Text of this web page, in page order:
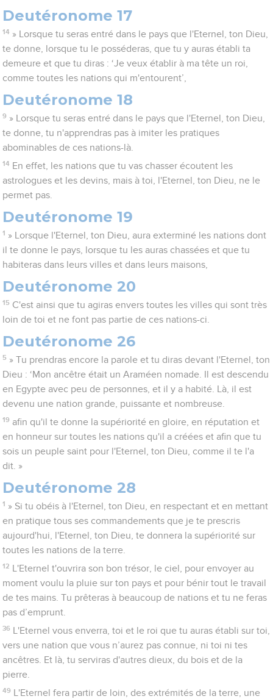
Deutéronome 17
14 » Lorsque tu seras entré dans le pays que l'Eternel, ton Dieu,
te donne, lorsque tu le posséderas, que tu y auras établi ta
demeure et que tu diras : ‘Je veux établir à ma tête un roi,
comme toutes les nations qui m'entourent’,
Deutéronome 18
9 » Lorsque tu seras entré dans le pays que l'Eternel, ton Dieu,
te donne, tu n'apprendras pas à imiter les pratiques
abominables de ces nations-là.
14 En effet, les nations que tu vas chasser écoutent les
astrologues et les devins, mais à toi, l'Eternel, ton Dieu, ne le
permet pas.
Deutéronome 19
1 » Lorsque l'Eternel, ton Dieu, aura exterminé les nations dont
il te donne le pays, lorsque tu les auras chassées et que tu
habiteras dans leurs villes et dans leurs maisons,
Deutéronome 20
15 C'est ainsi que tu agiras envers toutes les villes qui sont très
loin de toi et ne font pas partie de ces nations-ci.
Deutéronome 26
5 » Tu prendras encore la parole et tu diras devant l'Eternel, ton
Dieu : ‘Mon ancêtre était un Araméen nomade. Il est descendu
en Egypte avec peu de personnes, et il y a habité. Là, il est
devenu une nation grande, puissante et nombreuse.
19 afin qu'il te donne la supériorité en gloire, en réputation et
en honneur sur toutes les nations qu'il a créées et afin que tu
sois un peuple saint pour l'Eternel, ton Dieu, comme il te l'a
dit. »
Deutéronome 28
1 » Si tu obéis à l'Eternel, ton Dieu, en respectant et en mettant
en pratique tous ses commandements que je te prescris
aujourd'hui, l'Eternel, ton Dieu, te donnera la supériorité sur
toutes les nations de la terre.
12
L'Eternel t'ouvrira son bon trésor, le ciel, pour envoyer au
moment voulu la pluie sur ton pays et pour bénir tout le travail
de tes mains. Tu prêteras à beaucoup de nations et tu ne feras
pas d’emprunt.
36
L'Eternel vous enverra, toi et le roi que tu auras établi sur toi,
vers une nation que vous n’aurez pas connue, ni toi ni tes
ancêtres. Et là, tu serviras d'autres dieux, du bois et de la
pierre.
49
L'Eternel fera partir de loin, des extrémités de la terre, une